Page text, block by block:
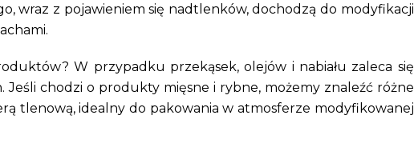
wraz z pojawieniem się nadtlenków, dochodzą do modyfikacji
W przypadku przekąsek, olejów i nabiału zaleca się
chodzi o produkty mięsne i rybne, możemy znaleźć różne
tlenową, idealny do pakowania w atmosferze modyfikowanej